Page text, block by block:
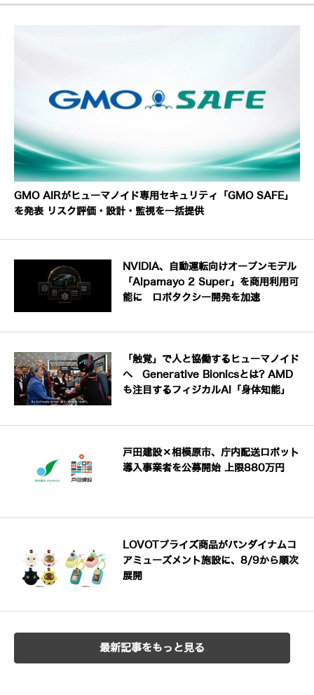
GMO AIRがヒューマノイド専用セキュリティ「GMO SAFE」
を発表 リスク評価・設計・監視を一括提供
NVIDIA、自動運転向けオープンモデル
「Alpamayo 2 Super」を商用利用可
能に ロボタクシー開発を加速
「触覚」で人と協働するヒューマノイド
へ Generative Bionicsとは? AMD
も注目するフィジカルAI「身体知能」
戸田建設×相模原市、庁内配送ロボット
導入事業者を公募開始 上限880万円
LOVOTプライズ商品がバンダイナムコ
アミューズメント施設に、8/9から順次
展開
最新記事をもっと見る